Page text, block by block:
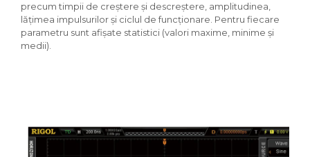
precum timpii de creștere și descreștere, amplitudinea,
lățimea impulsurilor și ciclul de funcționare. Pentru fiecare
parametru sunt afișate statistici (valori maxime, minime și
medii).